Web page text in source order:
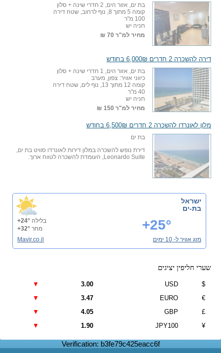
בת ים, אזור הים, 2 חדרי שינה + סלון
קומה 5 מתוך 8, נוף לרחוב, שטח דירה
100 מ"ר
חניה יש
מחיר למ"ר 70 ₪
דירה להשכרה 2 חדרים 6,000₪ בחודש
בת ים, אזור הים, 1 חדרי שינה + סלון
כיווני אוויר: צפון, מערב
קומה 12 מתוך 13, נוף לים, שטח דירה
40 מ"ר
חניה יש
מחיר למ"ר 150 ₪
מלון לאונרדו להשכרה 2 חדרים 6,500₪ בחודש
בת ים
דירת נופש להשכרה במלון דירות לאונרדו סוויט בת ים,
Leonardo Suite, העומדת להשכרה לטווח ארוך.
ישראל
בת-ים
+25° בלילה +24°
מחר +32°
מזג אוויר ל- 10 ימים
Mavir.co.il
שערי חליפין יציגים
$
USD
3.00
▼
€
EURO
3.47
▼
£
GBP
4.05
▼
¥
JPY100
1.90
▼
Verification: b3fe79c425eacc6f